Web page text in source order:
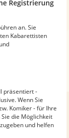
Registrierung
an. Sie
Kabarettisten
präsentiert -
Wenn Sie
Komiker - für Ihre
die Möglichkeit
und helfen